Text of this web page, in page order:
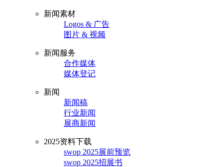
新闻素材
Logos & 广告
图片 & 视频
新闻服务
合作媒体
媒体登记
新闻
新闻稿
行业新闻
展商新闻
2025资料下载
swop 2025展前预览
swop 2025招展书